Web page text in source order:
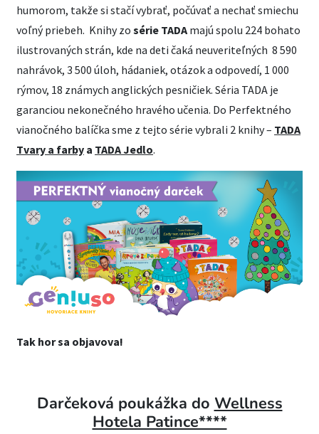
humorom, takže si stačí vybrať, počúvať a nechať smiechu
voľný priebeh. Knihy zo série TADA majú spolu 224 bohato
ilustrovaných strán, kde na deti čaká neuveriteľných 8 590
nahrávok, 3 500 úloh, hádaniek, otázok a odpovedí, 1 000
rýmov, 18 známych anglických pesničiek. Séria TADA je
garanciou nekonečného hravého učenia. Do Perfektného
vianočného balíčka sme z tejto série vybrali 2 knihy – TADA
Tvary a farby a TADA Jedlo.
Tak hor sa objavova!
Darčeková poukážka do Wellness
Hotela Patince****